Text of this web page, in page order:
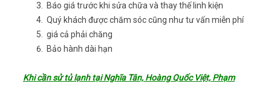
Báo giá trước khi sửa chữa và thay thế linh kiện
Quý khách được chăm sóc cũng như tư vấn miễn phí
giá cả phải chăng
Bảo hành dài hạn
Khi cần sử tủ lạnh tại Nghĩa Tân, Hoàng Quốc Việt, Phạm